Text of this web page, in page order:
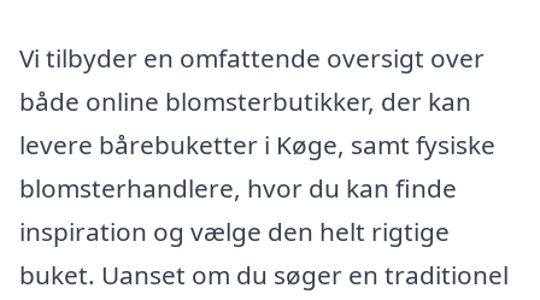
Vi tilbyder en omfattende oversigt over
både online blomsterbutikker, der kan
levere bårebuketter i Køge, samt fysiske
blomsterhandlere, hvor du kan finde
inspiration og vælge den helt rigtige
buket. Uanset om du søger en traditionel